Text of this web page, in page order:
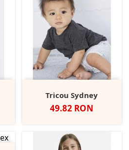
Tricou Sydney
Pret
49.82 RON